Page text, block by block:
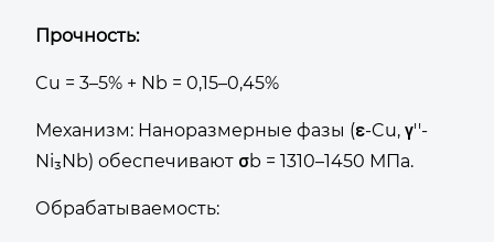
Прочность:
Cu = 3–5% + Nb = 0,15–0,45%
Механизм: Наноразмерные фазы (ε-Cu, γ''-
Ni₃Nb) обеспечивают σb = 1310–1450 МПа.
Обрабатываемость: